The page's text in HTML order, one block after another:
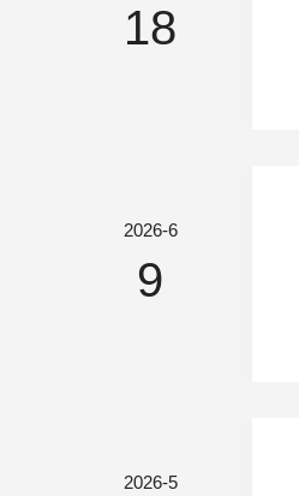
18
2026-6
9
2026-5